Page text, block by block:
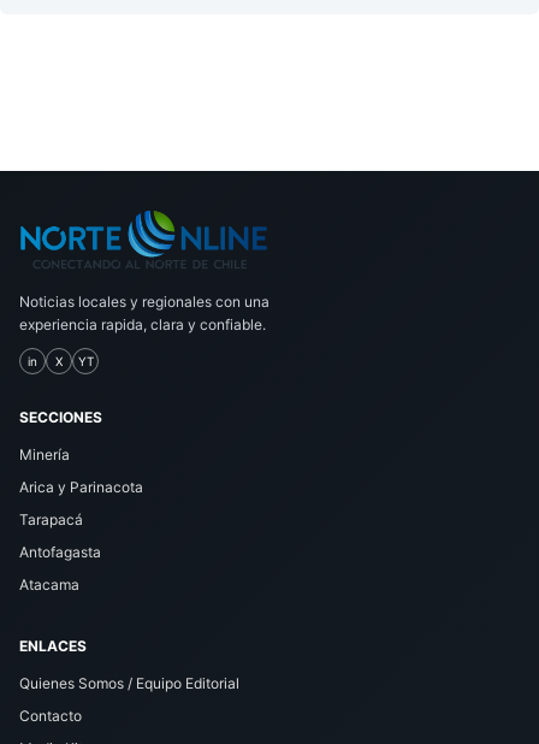
Noticias locales y regionales con una
experiencia rapida, clara y confiable.
in X YT
SECCIONES
Minería
Arica y Parinacota
Tarapacá
Antofagasta
Atacama
ENLACES
Quienes Somos / Equipo Editorial
Contacto